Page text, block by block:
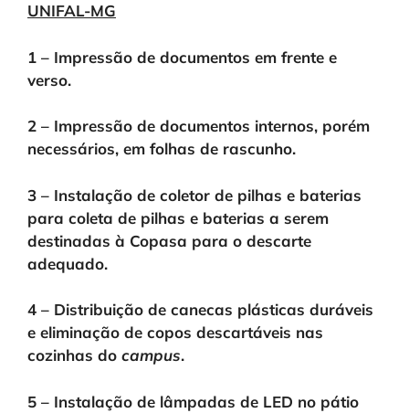
UNIFAL-MG
1 – Impressão de documentos em frente e
verso.
2 – Impressão de documentos internos, porém
necessários, em folhas de rascunho.
3 – Instalação de coletor de pilhas e baterias
para coleta de pilhas e baterias a serem
destinadas à Copasa para o descarte
adequado.
4 – Distribuição de canecas plásticas duráveis
e eliminação de copos descartáveis nas
cozinhas do campus.
5 – Instalação de lâmpadas de LED no pátio